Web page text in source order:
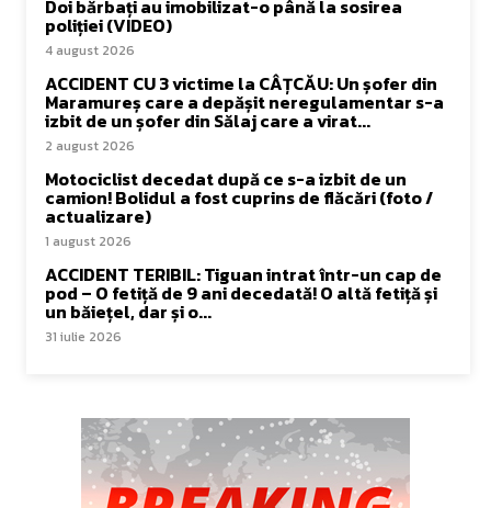
Doi bărbați au imobilizat-o până la sosirea
poliției (VIDEO)
4 august 2026
ACCIDENT CU 3 victime la CÂȚCĂU: Un șofer din
Maramureș care a depășit neregulamentar s-a
izbit de un șofer din Sălaj care a virat...
2 august 2026
Motociclist decedat după ce s-a izbit de un
camion! Bolidul a fost cuprins de flăcări (foto /
actualizare)
1 august 2026
ACCIDENT TERIBIL: Tiguan intrat într-un cap de
pod – O fetiță de 9 ani decedată! O altă fetiță și
un băiețel, dar și o...
31 iulie 2026